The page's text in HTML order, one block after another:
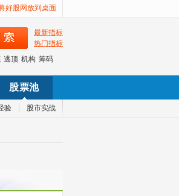
好股网放到桌面
最新指标
热门指标
逃顶 机构 筹码
股票池
验 股市实战